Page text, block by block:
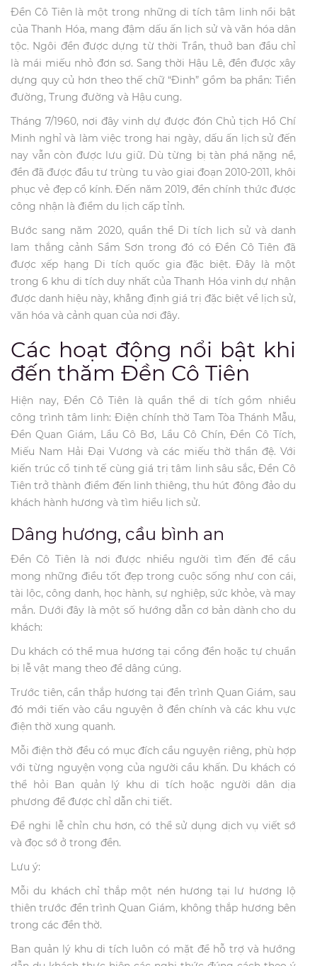
Đền Cô Tiên là một trong những di tích tâm linh nổi bật
của Thanh Hóa, mang đậm dấu ấn lịch sử và văn hóa dân
tộc. Ngôi đền được dựng từ thời Trần, thuở ban đầu chỉ
là mái miếu nhỏ đơn sơ. Sang thời Hậu Lê, đền được xây
dựng quy củ hơn theo thế chữ “Đinh” gồm ba phần: Tiền
đường, Trung đường và Hậu cung.
Tháng 7/1960, nơi đây vinh dự được đón Chủ tịch Hồ Chí
Minh nghỉ và làm việc trong hai ngày, dấu ấn lịch sử đến
nay vẫn còn được lưu giữ. Dù từng bị tàn phá nặng nề,
đền đã được đầu tư trùng tu vào giai đoạn 2010-2011, khôi
phục vẻ đẹp cổ kính. Đến năm 2019, đền chính thức được
công nhận là điểm du lịch cấp tỉnh.
Bước sang năm 2020, quần thể Di tích lịch sử và danh
lam thắng cảnh Sầm Sơn trong đó có Đền Cô Tiên đã
được xếp hạng Di tích quốc gia đặc biệt. Đây là một
trong 6 khu di tích duy nhất của Thanh Hóa vinh dự nhận
được danh hiệu này, khẳng định giá trị đặc biệt về lịch sử,
văn hóa và cảnh quan của nơi đây.
Các hoạt động nổi bật khi
đến thăm Đền Cô Tiên
Hiện nay, Đền Cô Tiên là quần thể di tích gồm nhiều
công trình tâm linh: Điện chính thờ Tam Tòa Thánh Mẫu,
Đền Quan Giám, Lầu Cô Bơ, Lầu Cô Chín, Đền Cô Tích,
Miếu Nam Hải Đại Vương và các miếu thờ thần đệ. Với
kiến trúc cổ tinh tế cùng giá trị tâm linh sâu sắc, Đền Cô
Tiên trở thành điểm đến linh thiêng, thu hút đông đảo du
khách hành hương và tìm hiểu lịch sử.
Dâng hương, cầu bình an
Đền Cô Tiên là nơi được nhiều người tìm đến để cầu
mong những điều tốt đẹp trong cuộc sống như con cái,
tài lộc, công danh, học hành, sự nghiệp, sức khỏe, và may
mắn. Dưới đây là một số hướng dẫn cơ bản dành cho du
khách:
Du khách có thể mua hương tại cổng đền hoặc tự chuẩn
bị lễ vật mang theo để dâng cúng.
Trước tiên, cần thắp hương tại đền trình Quan Giám, sau
đó mới tiến vào cầu nguyện ở đền chính và các khu vực
điện thờ xung quanh.
Mỗi điện thờ đều có mục đích cầu nguyện riêng, phù hợp
với từng nguyện vọng của người cầu khấn. Du khách có
thể hỏi Ban quản lý khu di tích hoặc người dân dịa
phương để được chỉ dẫn chi tiết.
Để nghi lễ chỉn chu hơn, có thể sử dụng dịch vụ viết sớ
và đọc sớ ở trong đền.
Lưu ý:
Mỗi du khách chỉ thắp một nén hương tại lư hương lộ
thiên trước đền trình Quan Giám, không thắp hương bên
trong các đền thờ.
Ban quản lý khu di tích luôn có mặt để hỗ trợ và hướng